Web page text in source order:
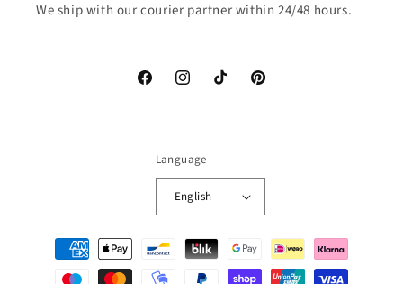
We ship with our courier partner within 24/48 hours.
FacebookInstagramTikTok Pinterest
Language
English
Payment
methods